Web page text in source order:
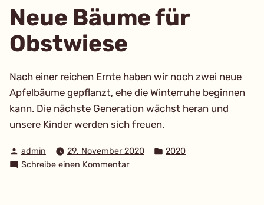
Neue Bäume für
Obstwiese
Nach einer reichen Ernte haben wir noch zwei neue
Apfelbäume gepflanzt, ehe die Winterruhe beginnen
kann. Die nächste Generation wächst heran und
unsere Kinder werden sich freuen.
Verfasst
von
admin 29. November 2020
Veröffentlicht
2020
Schreibe einen Kommentarzu